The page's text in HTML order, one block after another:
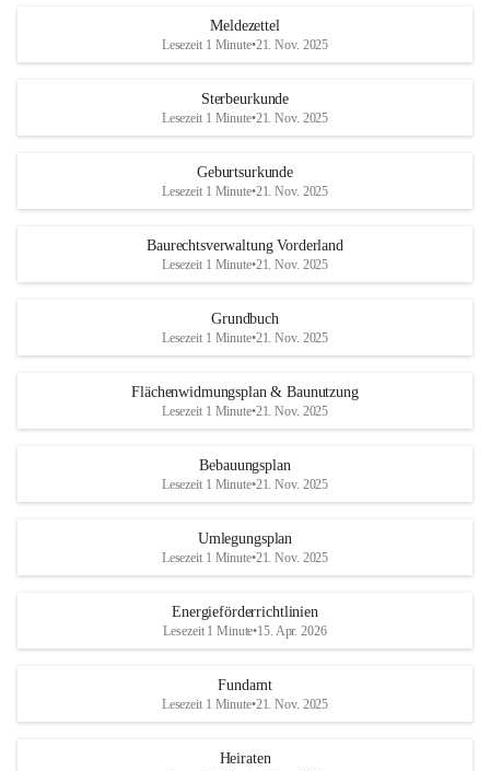
Meldezettel
Lesezeit 1 Minute•21. Nov. 2025
Sterbeurkunde
Lesezeit 1 Minute•21. Nov. 2025
Geburtsurkunde
Lesezeit 1 Minute•21. Nov. 2025
Baurechtsverwaltung Vorderland
Lesezeit 1 Minute•21. Nov. 2025
Grundbuch
Lesezeit 1 Minute•21. Nov. 2025
Flächenwidmungsplan & Baunutzung
Lesezeit 1 Minute•21. Nov. 2025
Bebauungsplan
Lesezeit 1 Minute•21. Nov. 2025
Umlegungsplan
Lesezeit 1 Minute•21. Nov. 2025
Energieförderrichtlinien
Lesezeit 1 Minute•15. Apr. 2026
Fundamt
Lesezeit 1 Minute•21. Nov. 2025
Heiraten